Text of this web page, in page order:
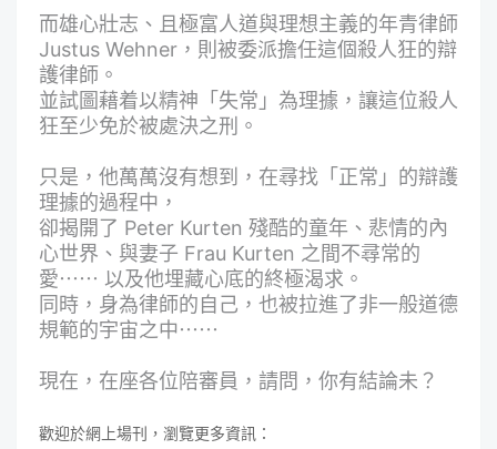
而雄心壯志、且極富人道與理想主義的年青律師
Justus Wehner，則被委派擔任這個殺人狂的辯
護律師。
並試圖藉着以精神「失常」為理據，讓這位殺人
狂至少免於被處決之刑。
只是，他萬萬沒有想到，在尋找「正常」的辯護
理據的過程中，
卻揭開了 Peter Kurten 殘酷的童年、悲情的內
心世界、與妻子 Frau Kurten 之間不尋常的
愛⋯⋯ 以及他埋藏心底的終極渴求。
同時，身為律師的自己，也被拉進了非一般道德
規範的宇宙之中⋯⋯
現在，在座各位陪審員，請問，你有結論未？
歡迎於網上場刊，瀏覽更多資訊：